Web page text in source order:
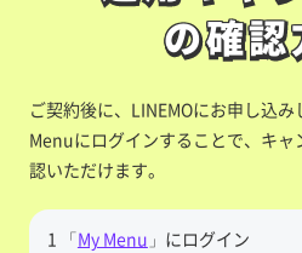
の確
の確
ご契約後に、LINEMOにお申し込
Menuにログインすることで、キ
認いただけます。
1 「My Menu 」にログイン